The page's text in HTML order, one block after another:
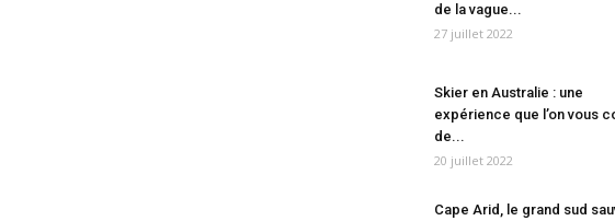
de la vague...
27 juillet 2022
Skier en Australie : une
expérience que l’on vous
de...
20 juillet 2022
Cape Arid, le grand sud